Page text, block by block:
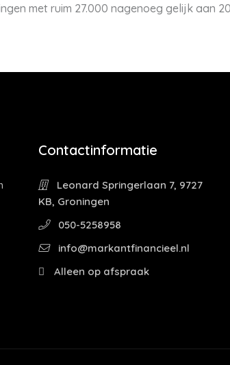
met ruim 27.000 nagenoeg gelijk aan
Contactinformatie
Leonard Springerlaan 7, 9727
KB, Groningen
050-5258958
info@markantfinancieel.nl
Alleen op afspraak